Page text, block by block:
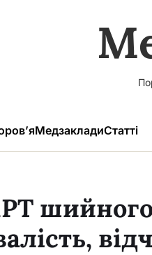
МедзакладиСтатті
шийного